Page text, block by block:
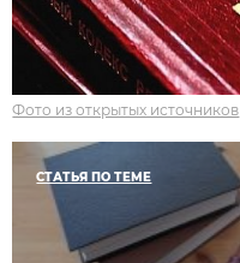
Фото из открытых источников
СТАТЬЯ ПО ТЕМЕ